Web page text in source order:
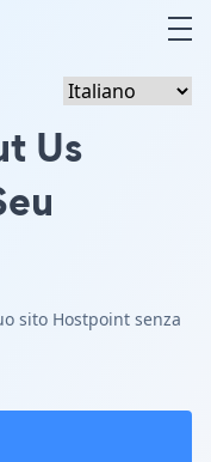
Us
sito Hostpoint senza